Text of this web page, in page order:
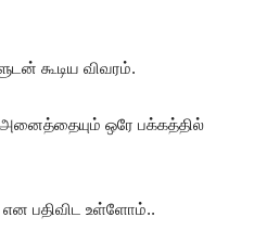
கூடிய விவரம்.
ஒரே பக்கத்தில்
என பதிவிட உள்ளோம்..